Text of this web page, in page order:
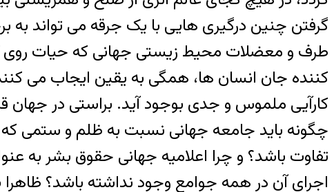
گرفتن چنین درگیری هایی با یک جرقه می تواند به
طرف و معضلات محیط زیستی جهانی که حیات روی
کننده جان انسان ها، همگی به یقین ایجاب می
کارآیی ملموس و جدی بوجود آید. براستی در
چگونه باید جامعه جهانی نسبت به ظلم و ستمی که
تفاوت باشد؟ و چرا اعلامیه جهانی حقوق بشر به
اجرای آن در همه جوامع وجود نداشته باشد؟